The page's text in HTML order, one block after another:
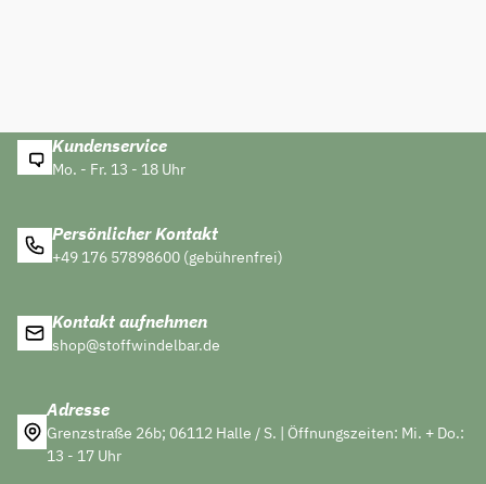
Kundenservice
Mo. - Fr. 13 - 18 Uhr
Persönlicher Kontakt
+49 176 57898600 (gebührenfrei)
Kontakt aufnehmen
shop@stoffwindelbar.de
Adresse
Grenzstraße 26b; 06112 Halle / S. | Öffnungszeiten: Mi. + Do.:
13 - 17 Uhr